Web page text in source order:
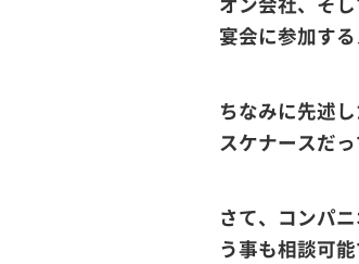
宴会に参加す
ちなみに先述
スケナースだ
さて、コンパ
う事も相談可